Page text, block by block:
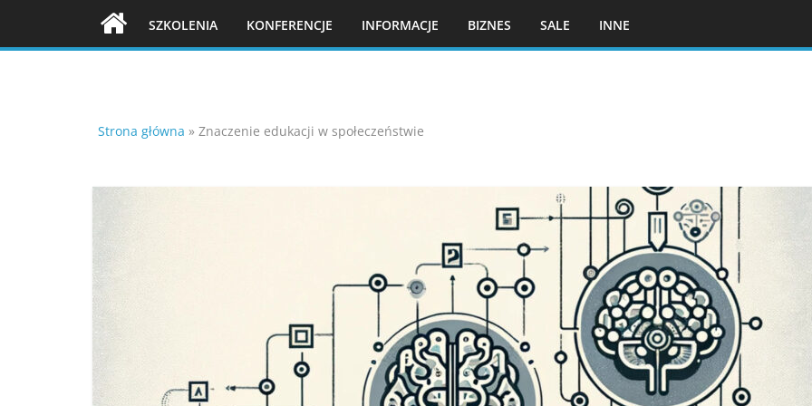
content
SZKOLENIA KONFERENCJE INFORMACJE BIZNES SALE INNE
Strona główna » Znaczenie edukacji w społeczeństwie